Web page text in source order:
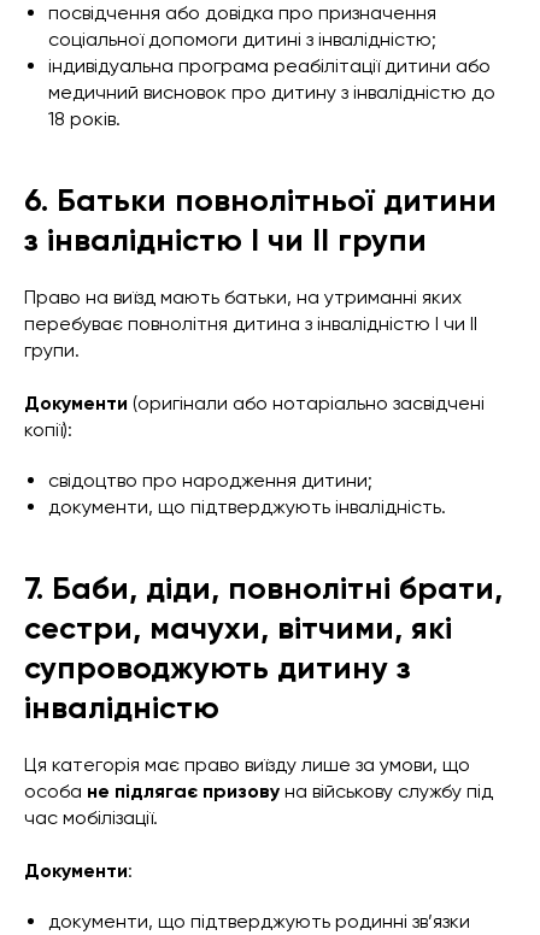
посвідчення або довідка про призначення
соціальної допомоги дитині з інвалідністю;
індивідуальна програма реабілітації дитини або
медичний висновок про дитину з інвалідністю до
18 років.
6. Батьки повнолітньої дитини
з інвалідністю I чи II групи
Право на виїзд мають батьки, на утриманні яких
перебуває повнолітня дитина з інвалідністю I чи II
групи.
Документи (оригінали або нотаріально засвідчені
копії):
свідоцтво про народження дитини;
документи, що підтверджують інвалідність.
7. Баби, діди, повнолітні брати,
сестри, мачухи, вітчими, які
супроводжують дитину з
інвалідністю
Ця категорія має право виїзду лише за умови, що
особа не підлягає призову на військову службу під
час мобілізації.
Документи:
документи, що підтверджують родинні зв’язки